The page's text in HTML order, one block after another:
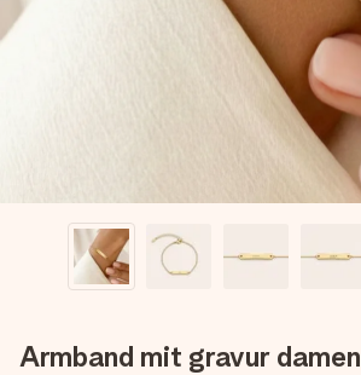
Montag - Freitag : 8:30 - 17:00 Uhr
Samstag - Sonntag : 8:30 - 13:00 Uhr
Armband mit gravur damen